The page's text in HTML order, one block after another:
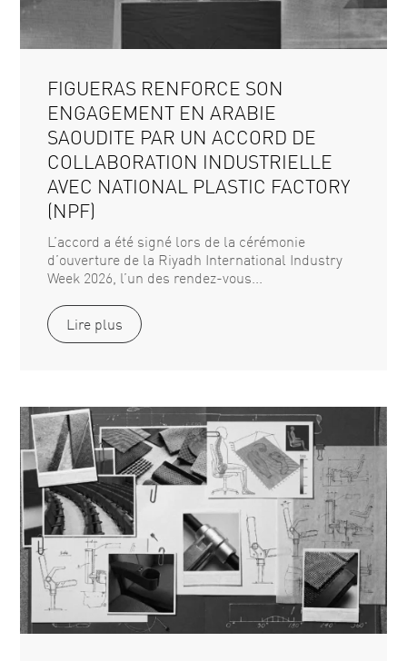
FIGUERAS RENFORCE SON
ENGAGEMENT EN ARABIE
SAOUDITE PAR UN ACCORD DE
COLLABORATION INDUSTRIELLE
AVEC NATIONAL PLASTIC FACTORY
(NPF)
L’accord a été signé lors de la cérémonie
d’ouverture de la Riyadh International Industry
Week 2026, l’un des rendez-vous...
Lire plus